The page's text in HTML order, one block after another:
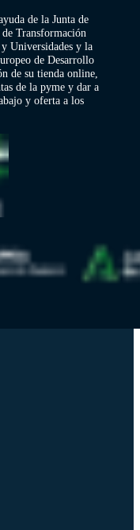
de la Junta de
Transformación
Universidades y la
de Desarrollo
de su tienda online,
de la pyme y dar a
y oferta a los